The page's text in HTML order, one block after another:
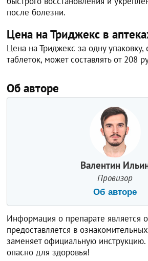
после болезни.
Цена на Триджекс в
Цена на Триджекс за одну
таблеток, может составлять от 208
Об авторе
Валентин
Провизор
Об авторе
Информация о препарате является
предоставляется в
заменяет официальную
опасно для здоровья!